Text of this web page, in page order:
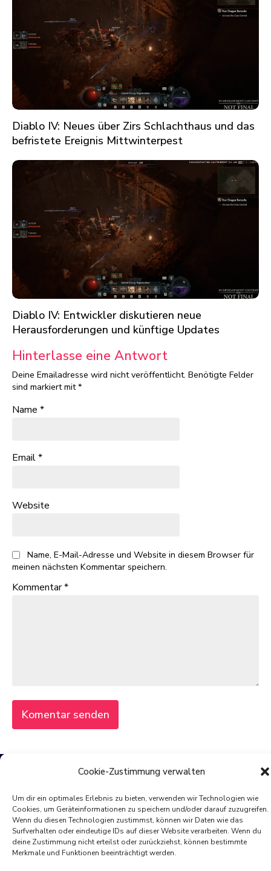
Cookie-Zustimmung verwalten
Um dir ein optimales Erlebnis zu bieten, verwenden wir Technologien wie
Cookies, um Geräteinformationen zu speichern und/oder darauf zuzugreifen.
Wenn du diesen Technologien zustimmst, können wir Daten wie das
Surfverhalten oder eindeutige IDs auf dieser Website verarbeiten. Wenn du
deine Zustimmung nicht erteilst oder zurückziehst, können bestimmte
Merkmale und Funktionen beeinträchtigt werden.
Diablo IV: Neues über Zirs Schlachthaus und das
befristete Ereignis Mittwinterpest
Diablo IV: Entwickler diskutieren neue
Herausforderungen und künftige Updates
Hinterlasse eine Antwort
Deine Emailadresse wird nicht veröffentlicht. Benötigte Felder
sind markiert mit*
Name *
Email*
Website
Name, E-Mail-Adresse und Website in diesem Browser für
meinen nächsten Kommentar speichern.
Kommentar*
All rights reserved
Impressum Datenschutz Cookie-Richtlinie